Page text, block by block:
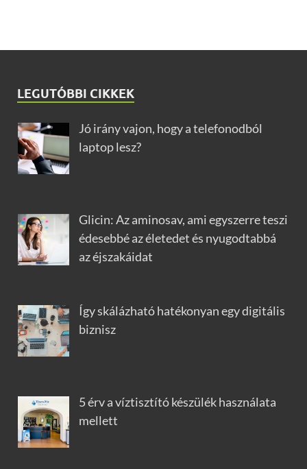
LEGUTÓBBI CIKKEK
Jó irány vajon, hogy a telefonodból
laptop lesz?
Glicin: Az aminosav, ami egyszerre teszi
édesebbé az életedet és nyugodtabbá
az éjszakáidat
Így skálázható hatékonyan egy digitális
biznisz
5 érv a víztisztító készülék használata
mellett